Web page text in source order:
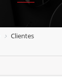
Clientes